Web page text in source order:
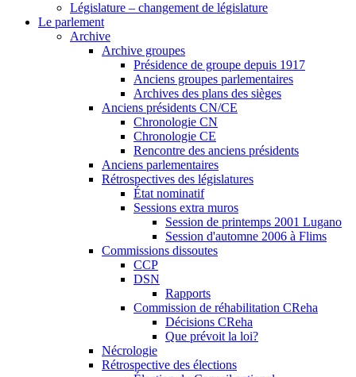
Législature – changement de législature
Le parlement
Archive
Archive groupes
Présidence de groupe depuis 1917
Anciens groupes parlementaires
Archives des plans des sièges
Anciens présidents CN/CE
Chronologie CN
Chronologie CE
Rencontre des anciens présidents
Anciens parlementaires
Rétrospectives des législatures
État nominatif
Sessions extra muros
Session de printemps 2001 Lugano
Session d'automne 2006 à Flims
Commissions dissoutes
CCP
DSN
Rapports
Commission de réhabilitation CReha
Décisions CReha
Que prévoit la loi?
Nécrologie
Rétrospective des élections